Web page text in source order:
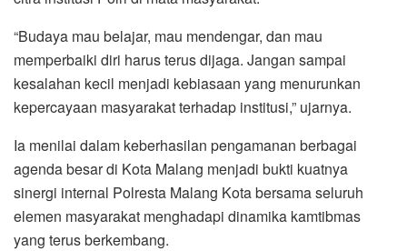
“Budaya mau belajar, mau mendengar, dan mau
memperbaiki diri harus terus dijaga. Jangan sampai
kesalahan kecil menjadi kebiasaan yang menurunkan
kepercayaan masyarakat terhadap institusi,” ujarnya.
Ia menilai dalam keberhasilan pengamanan berbagai
agenda besar di Kota Malang menjadi bukti kuatnya
sinergi internal Polresta Malang Kota bersama seluruh
elemen masyarakat menghadapi dinamika kamtibmas
yang terus berkembang.